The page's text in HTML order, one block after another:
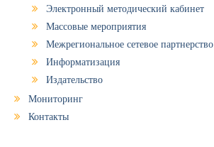
Электронный методический кабинет
Массовые мероприятия
Межрегиональное сетевое партнерство
Информатизация
Издательство
Мониторинг
Контакты